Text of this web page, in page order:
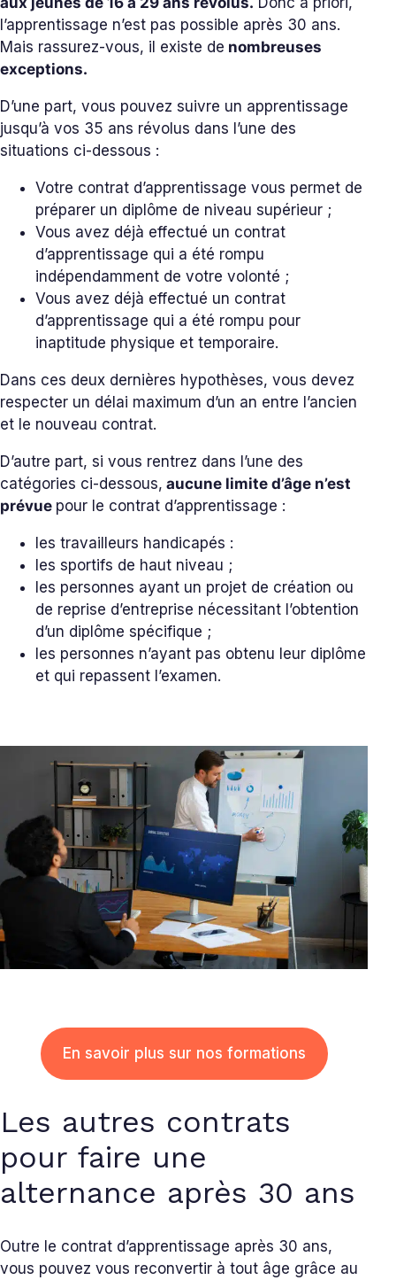
l’apprentissage n’est pas possible après 30 ans.
Mais rassurez-vous, il existe de nombreuses
exceptions.
D’une part, vous pouvez suivre un apprentissage
jusqu’à vos 35 ans révolus dans l’une des
situations ci-dessous :
Votre contrat d’apprentissage vous permet de
préparer un diplôme de niveau supérieur ;
Vous avez déjà effectué un contrat
d’apprentissage qui a été rompu
indépendamment de votre volonté ;
Vous avez déjà effectué un contrat
d’apprentissage qui a été rompu pour
inaptitude physique et temporaire.
Dans ces deux dernières hypothèses, vous devez
respecter un délai maximum d’un an entre l’ancien
et le nouveau contrat.
D’autre part, si vous rentrez dans l’une des
catégories ci-dessous, aucune limite d’âge n’est
prévue pour le contrat d’apprentissage :
les travailleurs handicapés :
les sportifs de haut niveau ;
les personnes ayant un projet de création ou
de reprise d’entreprise nécessitant l’obtention
d’un diplôme spécifique ;
les personnes n’ayant pas obtenu leur diplôme
et qui repassent l’examen.
En savoir plus sur nos formations
Les autres contrats
pour faire une
alternance après 30 ans
Outre le contrat d’apprentissage après 30 ans,
vous pouvez vous reconvertir à tout âge grâce au